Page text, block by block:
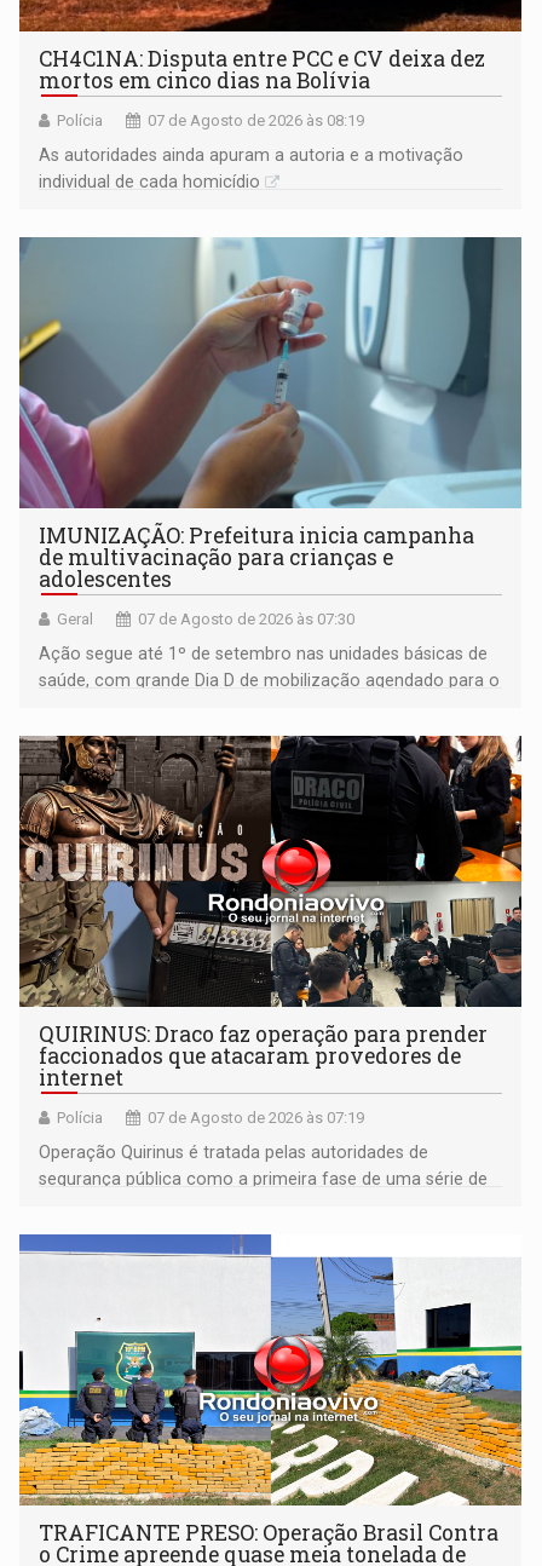
CH4C1NA: Disputa entre PCC e CV deixa dez
mortos em cinco dias na Bolívia
Polícia 07 de Agosto de 2026 às 08:19
As autoridades ainda apuram a autoria e a motivação
individual de cada homicídio
IMUNIZAÇÃO: Prefeitura inicia campanha
de multivacinação para crianças e
adolescentes
Geral 07 de Agosto de 2026 às 07:30
Ação segue até 1º de setembro nas unidades básicas de
saúde, com grande Dia D de mobilização agendado para o
QUIRINUS: Draco faz operação para prender
faccionados que atacaram provedores de
internet
Polícia 07 de Agosto de 2026 às 07:19
Operação Quirinus é tratada pelas autoridades de
segurança pública como a primeira fase de uma série de
TRAFICANTE PRESO: Operação Brasil Contra
o Crime apreende quase meia tonelada de